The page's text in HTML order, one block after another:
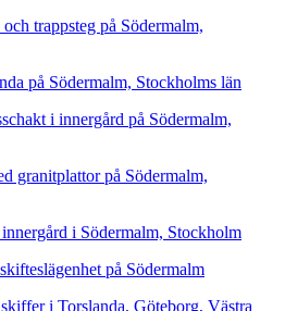
trappsteg på Södermalm,
på Södermalm, Stockholms län
i innergård på Södermalm,
granitplattor på Södermalm,
i Södermalm, Stockholm
på Södermalm
i Torslanda, Göteborg, Västra